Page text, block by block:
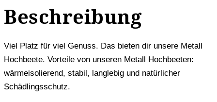
Beschreibung
Viel Platz für viel Genuss. Das bieten dir unsere Metall
Hochbeete. Vorteile von unseren Metall Hochbeeten:
wärmeisolierend, stabil, langlebig und natürlicher
Schädlingsschutz.